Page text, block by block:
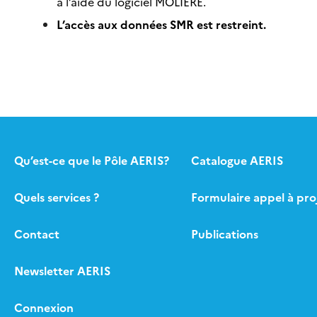
L’accès aux données SMR est restreint.
Qu’est-ce que le Pôle AERIS?
Quels services ?
Contact
Newsletter AERIS
Connexion
Catalogue AERIS
Formulaire appel à
Publications